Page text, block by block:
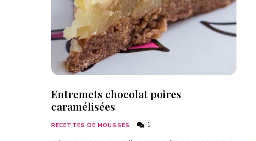
Entremets chocolat poires
caramélisées
RECETTES DE MOUSSES 1